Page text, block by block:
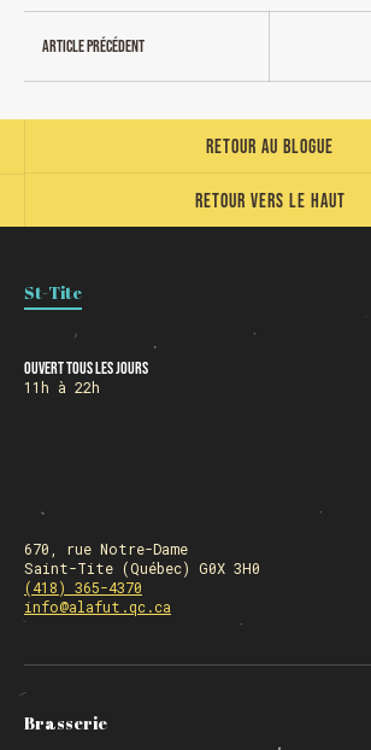
Article précédent
Retour vers le haut
Retour au blogue
St-Tite
Ouvert tous les jours
11h à 22h
670, rue Notre-Dame
Saint-Tite (Québec) G0X 3H0
(418) 365-4370
info@alafut.qc.ca
Brasserie
FERMÉ 31 déc. et 01